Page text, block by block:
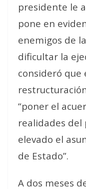
presidente le
pone en
enemigos de
dificultar la
consideró que
“poner el
realidades del
elevado el
de Estado”.
A dos meses